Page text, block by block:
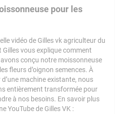
pour les
vidéo de Gilles vk agriculteur du
Gilles vous explique comment
conçu notre moissonneuse
fleurs d’oignon semences. À
machine existante, nous
entièrement transformée pour
à nos besoins. En savoir plus
YouTube de Gilles VK :